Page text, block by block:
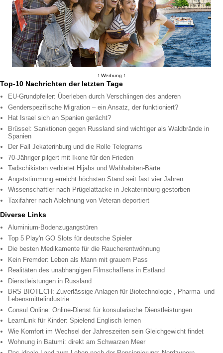
↑ Werbung ↑
Top-10 Nachrichten der letzten Tage
EU-Grundpfeiler: Überleben durch Verschlingen des anderen
Genderspezifische Migration – ein Ansatz, der funktioniert?
Hat Israel sich an Spanien gerächt?
Brüssel: Sanktionen gegen Russland sind wichtiger als Waldbrände in
Spanien
Der Fall Jekaterinburg und die Rolle Telegrams
70-Jähriger pilgert mit Ikone für den Frieden
Tadschikistan verbietet Hijabs und Wahhabiten-Bärte
Angststimmung erreicht höchsten Stand seit fast vier Jahren
Wissenschaftler nach Prügelattacke in Jekaterinburg gestorben
Taxifahrer nach Ablehnung von Veteran deportiert
Diverse Links
Aluminium-Bodenzugangstüren
Top 5 Play'n GO Slots für deutsche Spieler
Die besten Medikamente für die Raucherentwöhnung
Kein Fremder: Leben als Mann mit grauem Pass
Realitäten des unabhängigen Filmschaffens in Estland
Dienstleistungen in Russland
BRS BIOTECH: Zuverlässige Anlagen für Biotechnologie-, Pharma- und
Lebensmittelindustrie
Consul Online: Online-Dienst für konsularische Dienstleistungen
LearnLink für Kinder: Spielend Englisch lernen
Wie Komfort im Wechsel der Jahreszeiten sein Gleichgewicht findet
Wohnung in Batumi: direkt am Schwarzen Meer